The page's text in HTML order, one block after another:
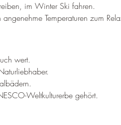
im Winter Ski fahren.
Temperaturen zum
wert.
Weltkulturerbe gehört.